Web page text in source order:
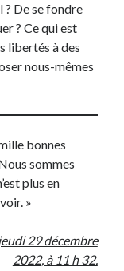
? De se fondre
? Ce qui est
libertés à des
nous-mêmes
bonnes
sommes
plus en
»
29 décembre
2022, à 11 h 32.